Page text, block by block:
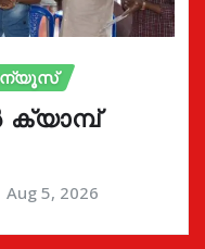
ന്യൂസ്
Aug 5, 2026